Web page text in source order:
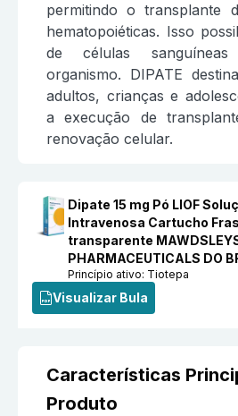
permitindo o transplante
hematopoiéticas. Isso
de células
organismo. DIPATE
adultos, crianças e
a execução de
renovação celular.
Dipate 15 mg Pó LIOF
Intravenosa Cartucho
transparente
PHARMACEUTICALS DO
Princípio ativo: Tiotepa
Visualizar Bula
Características
Produto